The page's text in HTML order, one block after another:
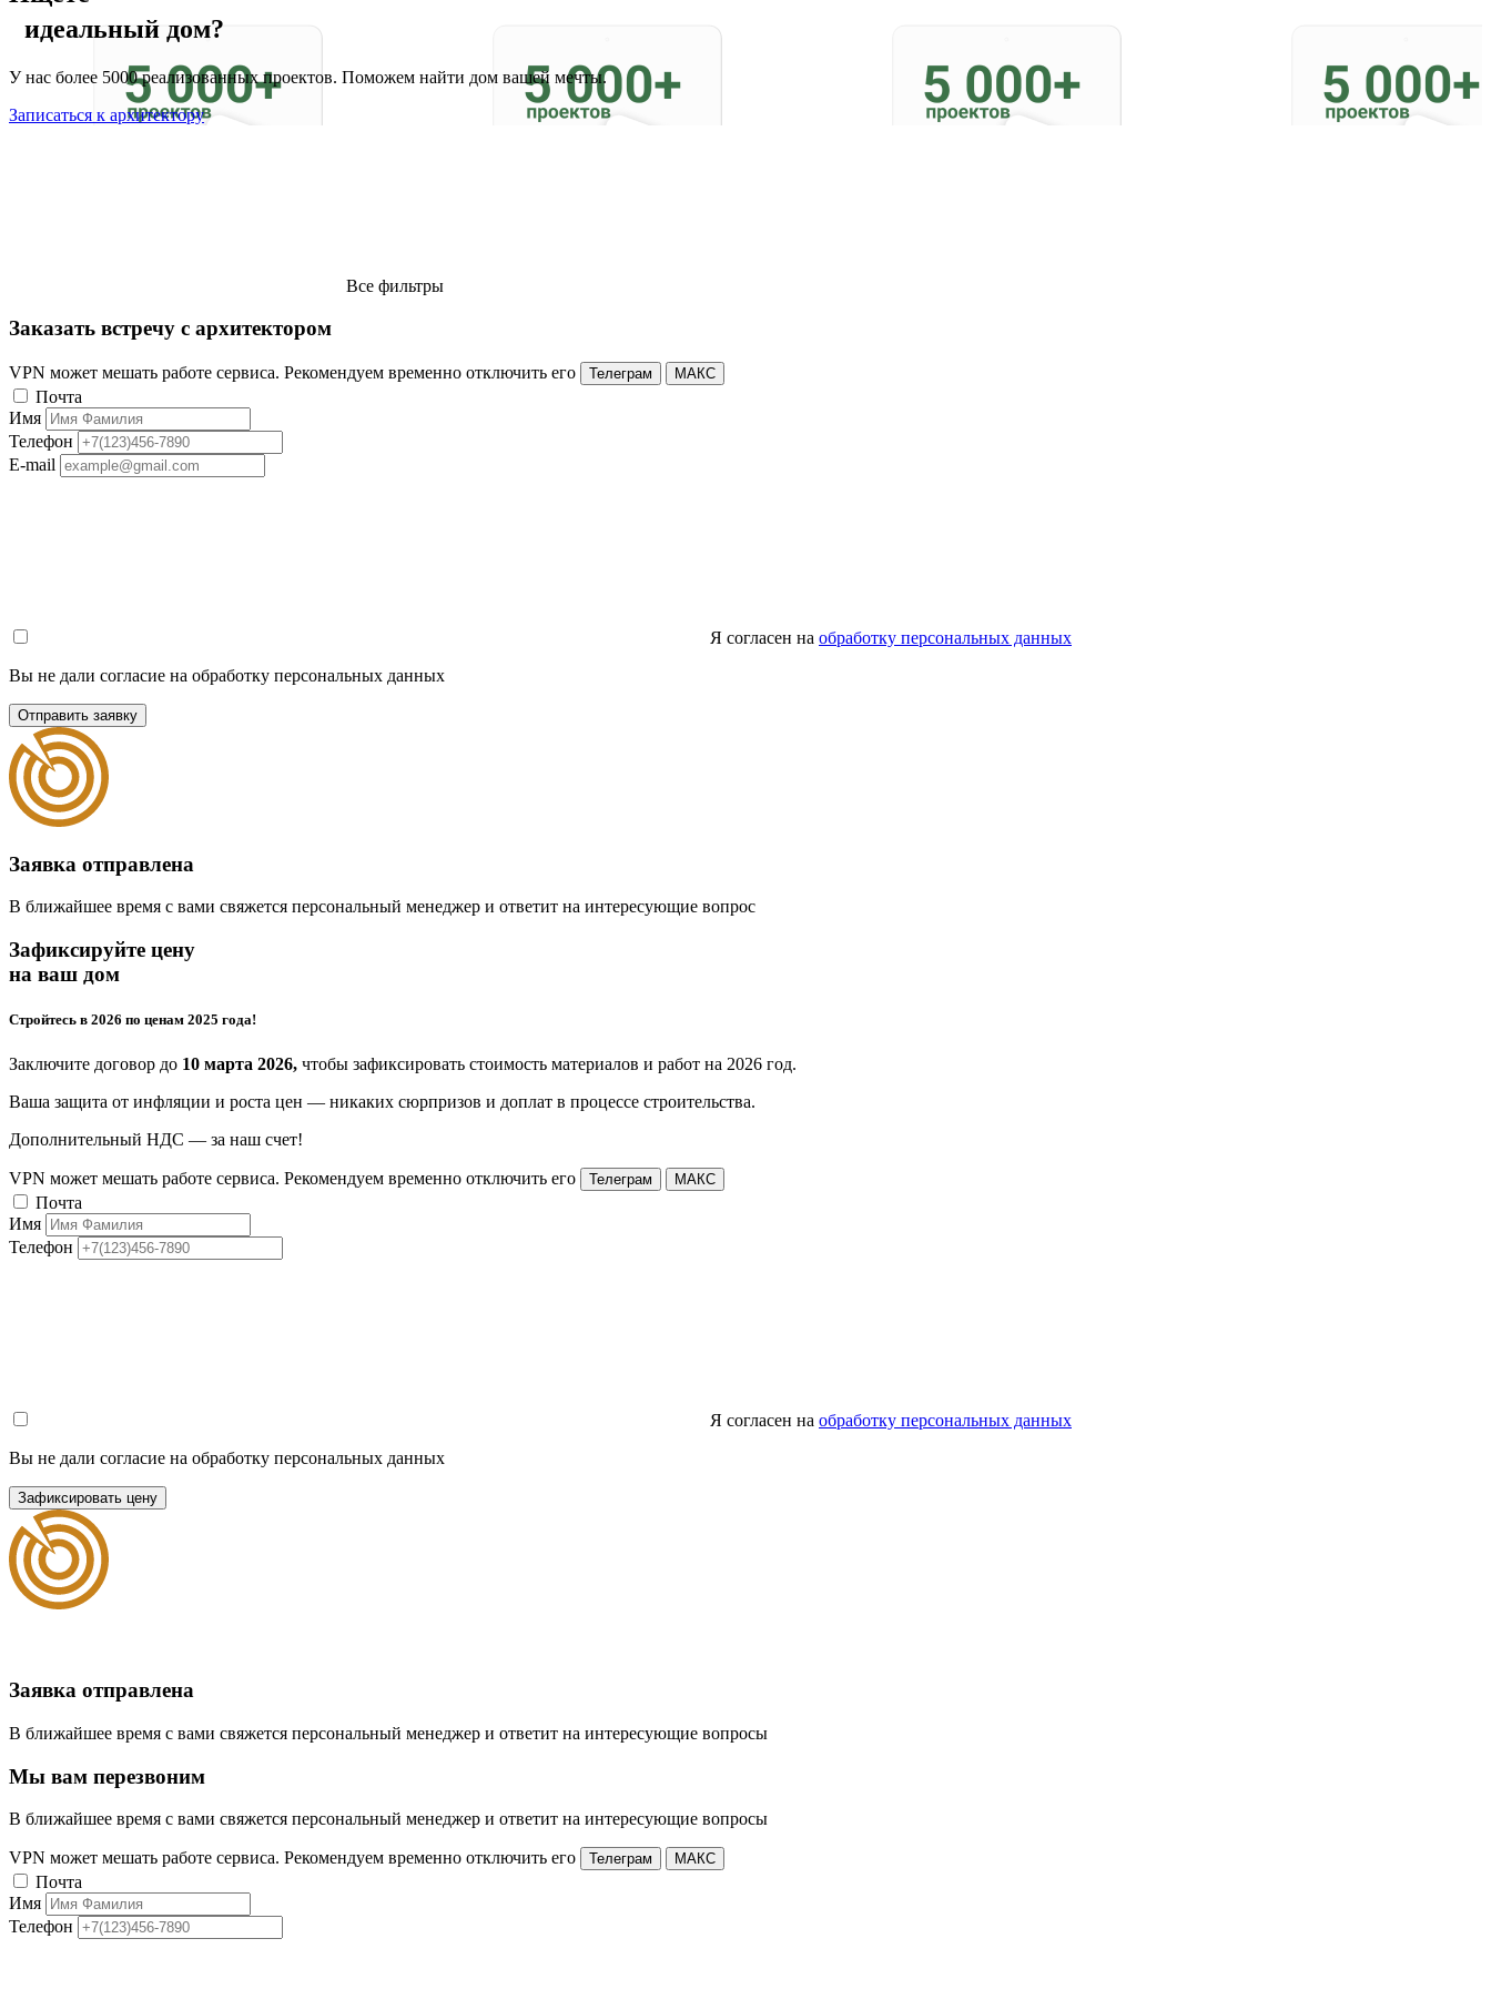
идеальный дом?
У нас более 5000 реализованных проектов. Поможем найти дом вашей мечты.
Записаться к архитектору
Все фильтры
Заказать встречу с архитектором
VPN может мешать работе сервиса. Рекомендуем временно отключить его Телеграм МАКС
Почта
Имя
Телефон
E-mail
Я согласен на обработку персональных данных
Вы не дали согласие на обработку персональных данных
Отправить заявку
Заявка отправлена
В ближайшее время с вами свяжется персональный менеджер и ответит на интересующие вопрос
Зафиксируйте цену
на ваш дом
Стройтесь в 2026 по ценам 2025 года!
Заключите договор до 10 марта 2026, чтобы зафиксировать стоимость материалов и работ на 2026 год.
Ваша защита от инфляции и роста цен — никаких сюрпризов и доплат в процессе строительства.
Дополнительный НДС — за наш счет!
VPN может мешать работе сервиса. Рекомендуем временно отключить его Телеграм МАКС
Почта
Имя
Телефон
Я согласен на обработку персональных данных
Вы не дали согласие на обработку персональных данных
Зафиксировать цену
Заявка отправлена
В ближайшее время с вами свяжется персональный менеджер и ответит на интересующие вопросы
Мы вам перезвоним
В ближайшее время с вами свяжется персональный менеджер и ответит на интересующие вопросы
VPN может мешать работе сервиса. Рекомендуем временно отключить его Телеграм МАКС
Почта
Имя
Телефон